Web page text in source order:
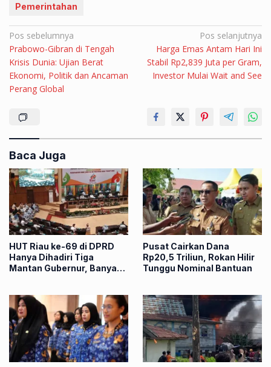
Pemerintahan
Navigasi
pos
Pos sebelumnya
Prabowo-Gibran di Tengah
Krisis Dunia: Ujian Berat
Ekonomi, Politik dan Ancaman
Perang Global
Pos selanjutnya
Harga Emas Antam Hari Ini
Stabil Rp2,839 Juta per Gram,
Investor Mulai Wait and See
Baca Juga
HUT Riau ke-69 di DPRD
Hanya Dihadiri Tiga
Mantan Gubernur, Banyak
Pusat Cairkan Dana
Rp20,5 Triliun, Rokan Hilir
Tunggu Nominal Bantuan